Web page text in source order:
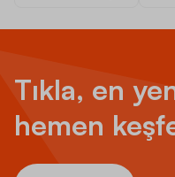
Tıkla, en
hemen